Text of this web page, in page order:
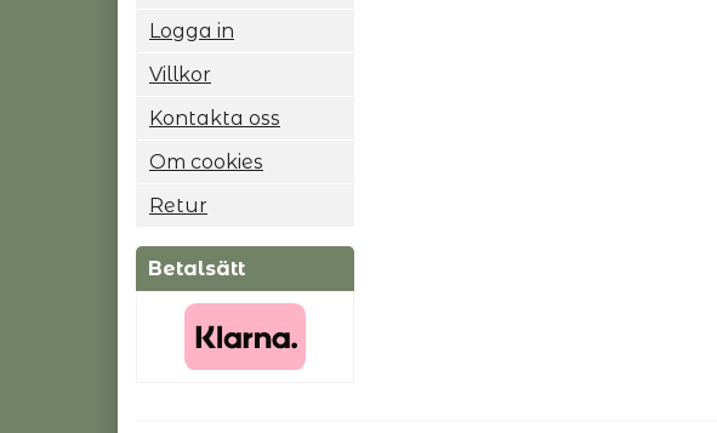
Logga in
Villkor
Kontakta oss
Om cookies
Retur
Betalsätt